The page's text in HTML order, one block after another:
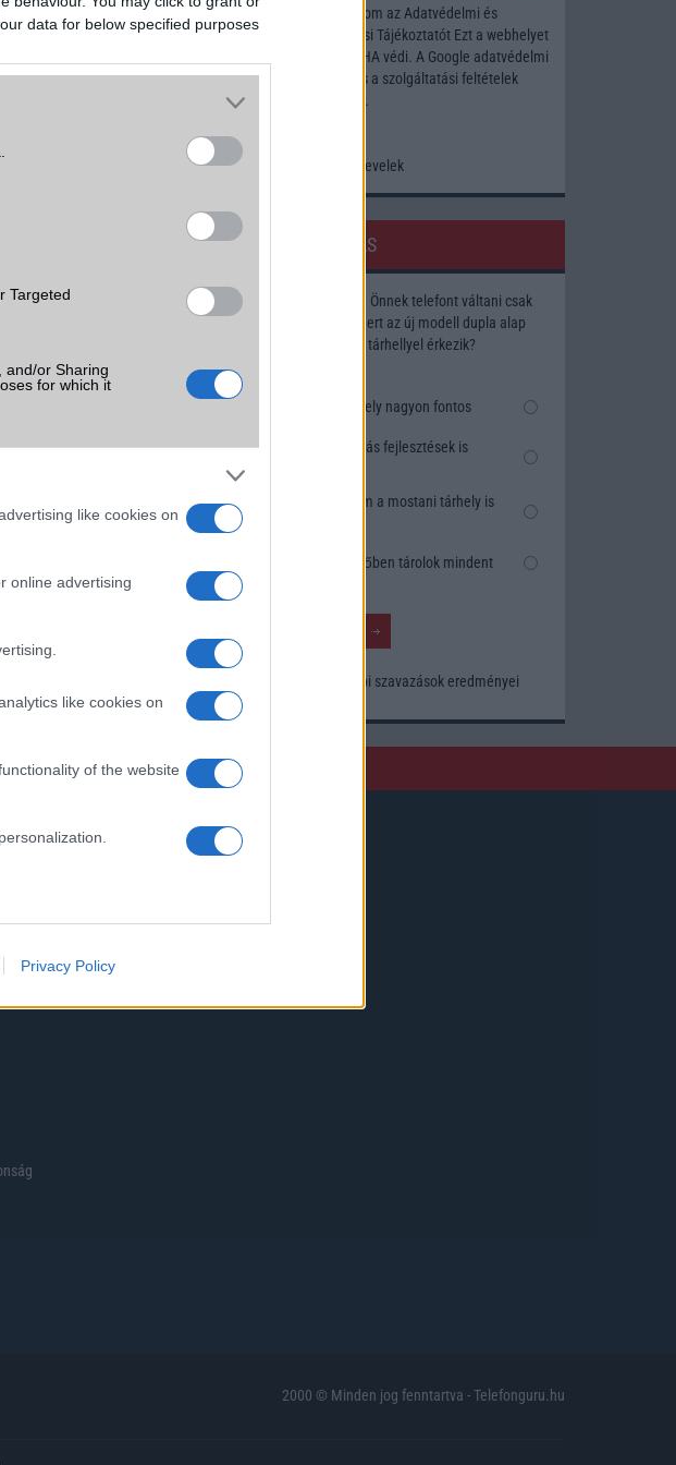
data for below specified purposes
Targeted
and/or Sharing
for which it
like cookies on
online advertising
like cookies on
of the website
including
other user protection.
Privacy Policy
Elfogadom az Adatvédelmi és
Adatkezelési TájékoztatótEzt a webhelyet
a reCAPTCHA védi. A Google adatvédelmi
és a szolgáltatási feltételek
Korábbi hírlevelek
SZAVAZÁS
Megérné Önnek telefont váltani csak
azért, mert az új modell dupla alap
tárhellyel érkezik?
Igen, a tárhely nagyon fontos
Talán, ha más fejlesztések is
Nem, nekem a mostani tárhely is
Inkább felhőben tárolok mindent
Korábbi szavazások eredményei
2000 © Minden jog fenntartva - Telefonguru.hu